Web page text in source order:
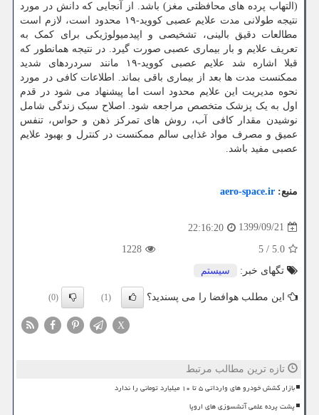
(التهاب پرده های محافظتی مغز) باشد. از آنجایی که دانش در مورد
نتیجه طولانی مدت علایم عصبی کووید-۱۹ محدود است، لازم است
مطالعات دقیق بالینی، تشخیصی و اپیدمیولوژیکی برای کمک به
تعریف علایم و بار بیماری عصبی صورت گیرد. در نتیجه همانطور که
قبلا اشاره شد علایم عصبی کووید-۱۹ مانند سردردهای شدید
ممکنست مدت ها بعد از بیماری باقی بماند. اطلاعات کافی در مورد
نحوه مدیریت این علایم محدود است اما پیشنهاد می شود در قدم
اول به یک پزشک متخصص مراجعه شود. اصلاح سبک زندگی شامل
نوشیدن مقدار کافی آب، روش های تمرکز ذهن و حواس، تنفس
عمیق و مصرف مواد غذایی سالم ممکنست در کنترل و بهبود علایم
عصبی مفید باشد.
منبع: aero-space.ir
1399/09/21
22:16:20
5.0
/
5
1228
تگهای خبر:
سیستم
این مطلب هوافضا را می پسندید؟ (1)
(0)
X
تازه ترین مطالب مرتبط
بازار کشش خودرو های وارداتی ۵ تا ۱۰ میلیارد تومانی را ندارد
پشت پرده علمی آتشسوزی های اروپا